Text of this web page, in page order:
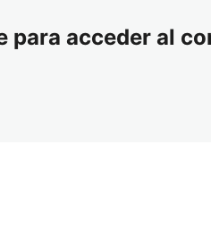
para acceder al